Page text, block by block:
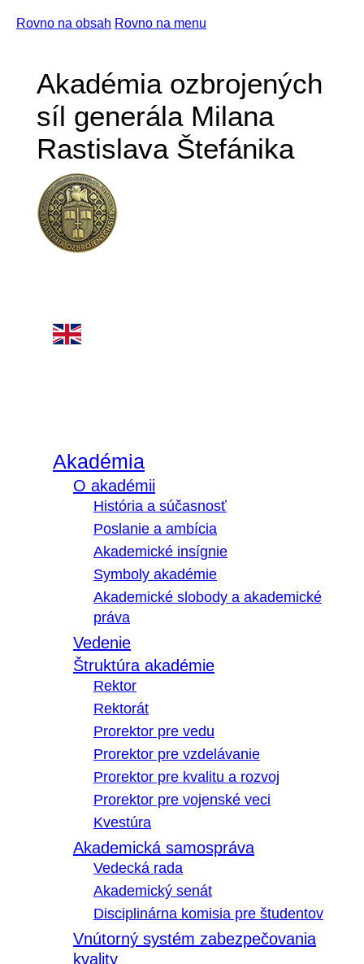
Rovno na obsah Rovno na menu
Akadémia ozbrojených
síl generála Milana
Rastislava Štefánika
Akadémia
O akadémii
História a súčasnosť
Poslanie a ambícia
Akademické insígnie
Symboly akadémie
Akademické slobody a akademické
práva
Vedenie
Štruktúra akadémie
Rektor
Rektorát
Prorektor pre vedu
Prorektor pre vzdelávanie
Prorektor pre kvalitu a rozvoj
Prorektor pre vojenské veci
Kvestúra
Akademická samospráva
Vedecká rada
Akademický senát
Disciplinárna komisia pre študentov
Vnútorný systém zabezpečovania
kvality